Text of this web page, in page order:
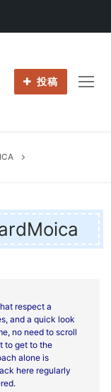
投稿
respect a
and a quick look
no need to scroll
to get to the
alone is
here regularly